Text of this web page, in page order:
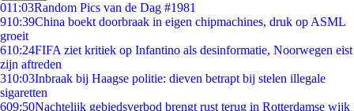
011:03Random Pics van de Dag #1981
910:39China boekt doorbraak in eigen chipmachines, druk op ASML
groeit
610:24FIFA ziet kritiek op Infantino als desinformatie, Noorwegen eist
zijn aftreden
310:03Inbraak bij Haagse politie: dieven betrapt bij stelen illegale
sigaretten
609:50Nachtelijk gebiedsverbod brengt rust terug in Rotterdamse wijk